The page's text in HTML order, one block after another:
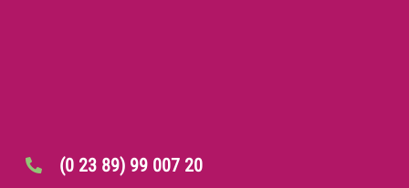
(0 23 89) 99 007 20